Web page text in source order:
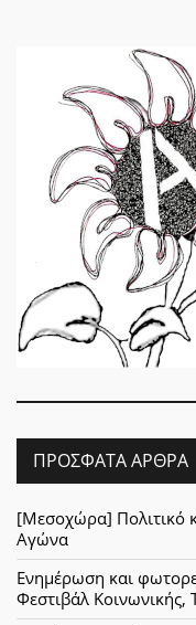
ΠΡΌΣΦΑΤΑ ΆΡΘΡΑ
[Μεσοχώρα] Πολιτικό
Αγώνα
Ενημέρωση και
Φεστιβάλ Κοινωνικής,